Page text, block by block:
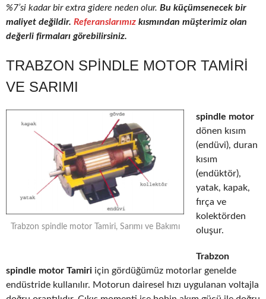
%7’si kadar bir extra gidere neden olur. Bu küçümsenecek bir
maliyet değildir. Referanslarımız kısmından müşterimiz olan
değerli firmaları görebilirsiniz.
TRABZON SPINDLE MOTOR TAMIRI
VE SARIMI
Trabzon spindle motor Tamiri, Sarımı ve Bakımı
spindle motor
dönen kısım
(endüvi), duran
kısım
(endüktör),
yatak, kapak,
fırça ve
kolektörden
oluşur.
Trabzon
spindle motor Tamiri için gördüğümüz motorlar genelde
endüstride kullanılır. Motorun dairesel hızı uygulanan voltajla